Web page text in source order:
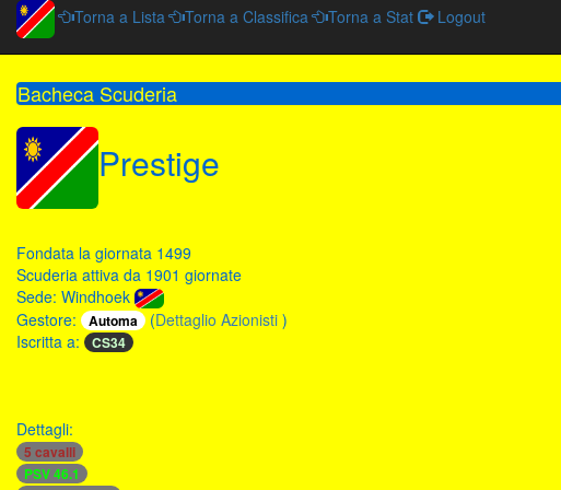
Torna a Lista Torna a Classifica Torna a Stat Logout
Bacheca Scuderia
Prestige
Fondata la giornata 1499
Scuderia attiva da 1901 giornate
Sede: Windhoek
Gestore:
Automa (Dettaglio Azionisti )
Iscritta a:
CS34
Dettagli:
5 cavalli
PSV 46.1